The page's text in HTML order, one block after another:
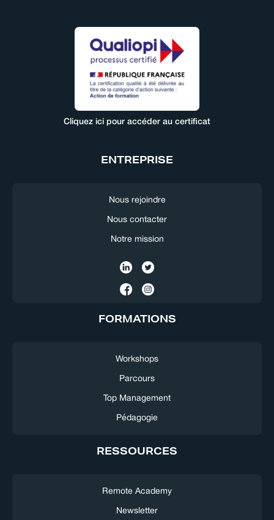
Cliquez ici pour accéder au certificat
ENTREPRISE
Nous rejoindre
Nous contacter
Notre mission
FORMATIONS
Workshops
Parcours
Top Management
Pédagogie
RESSOURCES
Remote Academy
Newsletter